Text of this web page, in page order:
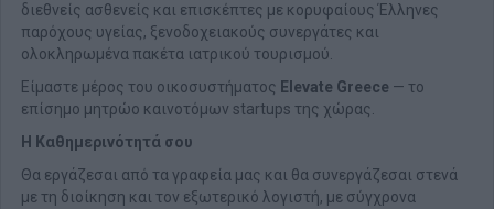
διεθνείς ασθενείς και επισκέπτες με κορυφαίους Έλληνες
παρόχους υγείας, ξενοδοχειακούς συνεργάτες και
ολοκληρωμένα πακέτα ιατρικού τουρισμού.
Είμαστε μέρος του οικοσυστήματος Elevate Greece — το
επίσημο μητρώο καινοτόμων startups της χώρας.
Η Καθημερινότητά σου
Θα εργάζεσαι από τα γραφεία μας και θα συνεργάζεσαι στενά
με τη διοίκηση και τον εξωτερικό λογιστή, με σύγχρονα